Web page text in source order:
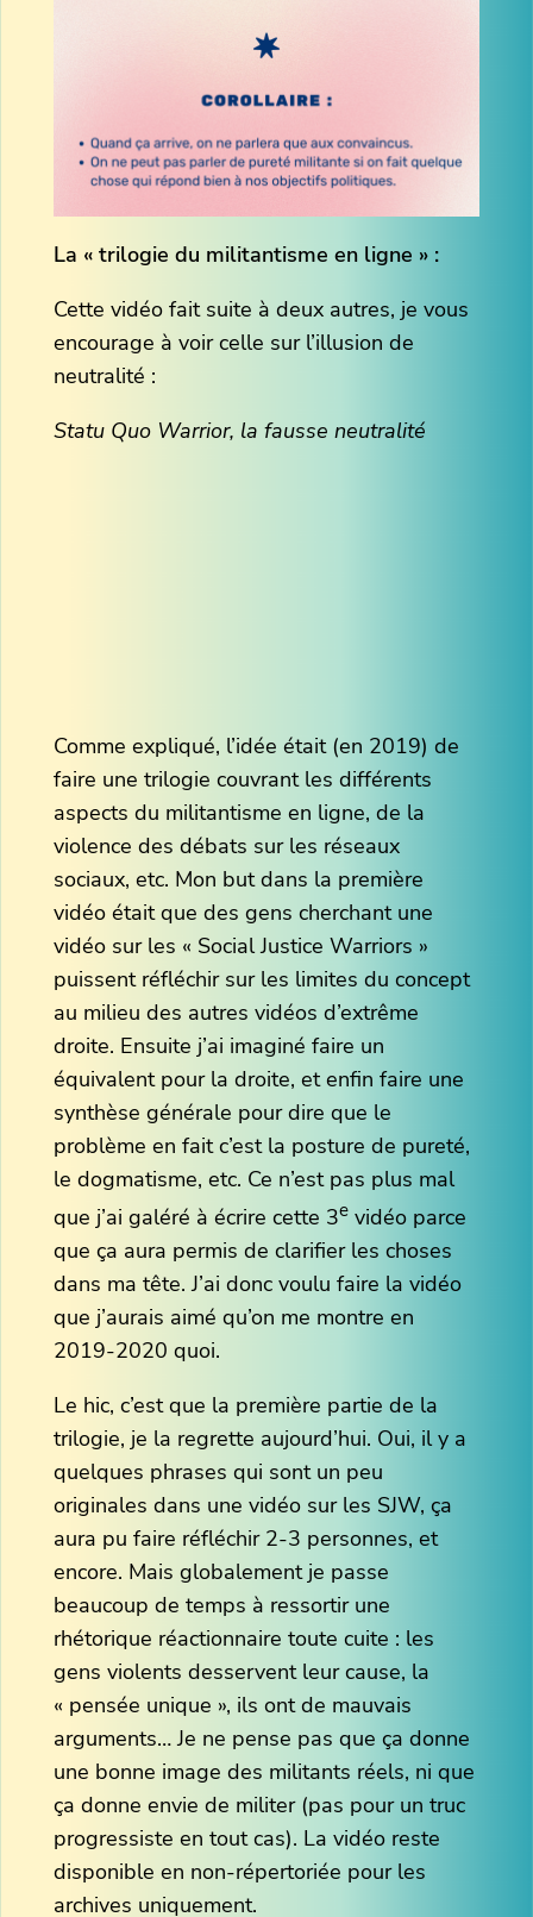
La « trilogie du militantisme en ligne » :
Cette vidéo fait suite à deux autres, je vous
encourage à voir celle sur l’illusion de
neutralité :
Statu Quo Warrior, la fausse neutralité
Comme expliqué, l’idée était (en 2019) de
faire une trilogie couvrant les différents
aspects du militantisme en ligne, de la
violence des débats sur les réseaux
sociaux, etc. Mon but dans la première
vidéo était que des gens cherchant une
vidéo sur les « Social Justice Warriors »
puissent réfléchir sur les limites du concept
au milieu des autres vidéos d’extrême
droite. Ensuite j’ai imaginé faire un
équivalent pour la droite, et enfin faire une
synthèse générale pour dire que le
problème en fait c’est la posture de pureté,
le dogmatisme, etc. Ce n’est pas plus mal
que j’ai galéré à écrire cette 3e vidéo parce
que ça aura permis de clarifier les choses
dans ma tête. J’ai donc voulu faire la vidéo
que j’aurais aimé qu’on me montre en
2019-2020 quoi.
Le hic, c’est que la première partie de la
trilogie, je la regrette aujourd’hui. Oui, il y a
quelques phrases qui sont un peu
originales dans une vidéo sur les SJW, ça
aura pu faire réfléchir 2-3 personnes, et
encore. Mais globalement je passe
beaucoup de temps à ressortir une
rhétorique réactionnaire toute cuite : les
gens violents desservent leur cause, la
« pensée unique », ils ont de mauvais
arguments… Je ne pense pas que ça donne
une bonne image des militants réels, ni que
ça donne envie de militer (pas pour un truc
progressiste en tout cas). La vidéo reste
disponible en non-répertoriée pour les
archives uniquement.